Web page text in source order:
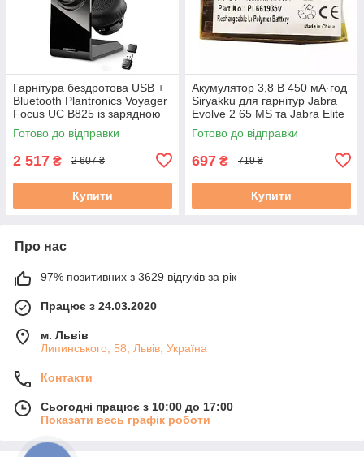
Гарнітура бездротова USB +
Bluetooth Plantronics Voyager
Focus UC B825 із зарядною
станцією чорні б/в
Готово до відправки
2 517 ₴ 2 607 ₴
Купити
Акумулятор 3,8 В 450 мА·год
Siryakku для гарнітур Jabra
Evolve 2 65 MS та Jabra Elite
65t / 75t
Готово до відправки
697 ₴ 719 ₴
Купити
Про нас
97% позитивних з 3629 відгуків за рік
Працює з 24.03.2020
м. Львів
Липинського, 58, Львів, Україна
Контакти
Сьогодні працює з 10:00 до 17:00
Показати весь графік роботи